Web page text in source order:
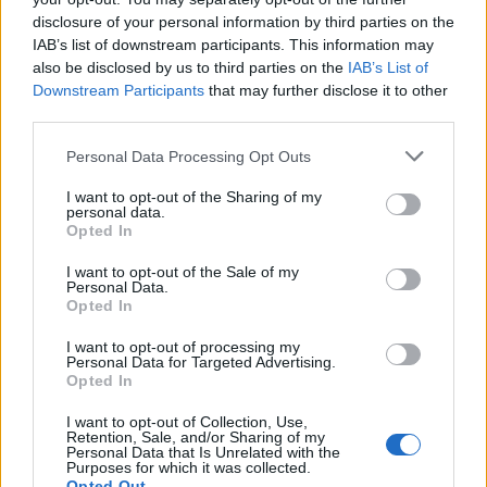
disclosure of your personal information by third parties on the
IAB’s list of downstream participants. This information may
also be disclosed by us to third parties on the IAB’s List of
Downstream Participants that may further disclose it to other
Personal Data Processing Opt Outs
I want to opt-out of the Sharing of my
personal data.
Opted In
I want to opt-out of the Sale of my
Personal Data.
Opted In
I want to opt-out of processing my
Personal Data for Targeted Advertising.
Opted In
I want to opt-out of Collection, Use,
Retention, Sale, and/or Sharing of my
Personal Data that Is Unrelated with the
Purposes for which it was collected.
Κορινθία: Παραδίδονται τρία σημαντικά έργα
προστασίας και ανάδειξης μνημείων